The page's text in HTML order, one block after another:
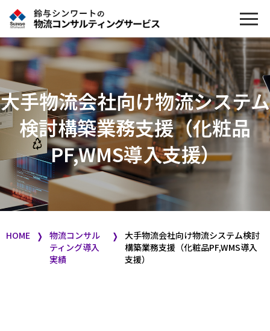
大手物流会社向け物流システム
検討構築業務支援（化粧品
PF,WMS導入支援）
HOME ❭ 物流コンサル
ティング導入
実績
❭ 大手物流会社向け物流システム検討
構築業務支援（化粧品PF,WMS導入
支援）